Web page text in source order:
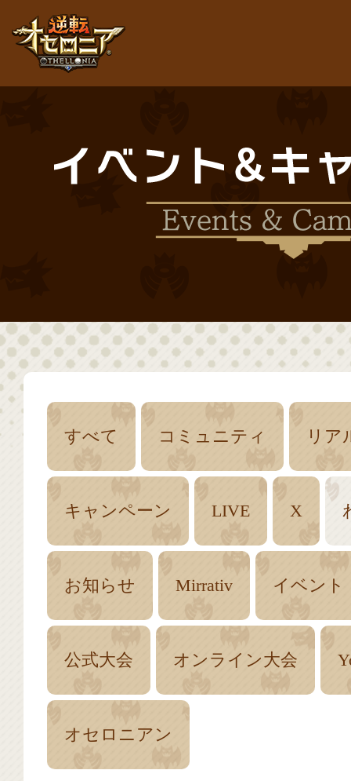
すべて コミュニティ リア
キャンペーン LIVE X
お知らせ Mirrativ イベント
公式大会 オンライン大会
オセロニアン